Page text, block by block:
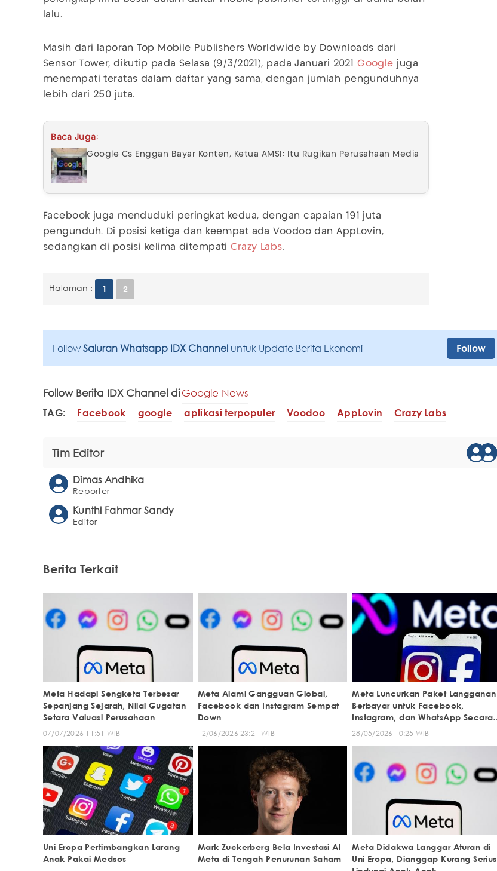
lalu.
Masih dari laporan Top Mobile Publishers Worldwide by Downloads dari
Sensor Tower, dikutip pada Selasa (9/3/2021), pada Januari 2021
Google juga
menempati teratas dalam daftar yang sama, dengan jumlah pengunduhnya
lebih dari 250 juta.
Baca Juga:
Google Cs Enggan Bayar Konten, Ketua AMSI: Itu Rugikan Perusahaan Media
Facebook juga menduduki peringkat kedua, dengan capaian 191 juta
pengunduh. Di posisi ketiga dan keempat ada Voodoo dan AppLovin,
sedangkan di posisi kelima ditempati Crazy Labs.
Halaman : 1 2
Follow Saluran Whatsapp IDX Channel untuk Update Berita Ekonomi Follow
Follow Berita IDX Channel diGoogle News
TAG: Facebook google aplikasi terpopuler Voodoo AppLovin Crazy Labs
Tim Editor
Dimas Andhika
Reporter
Kunthi Fahmar Sandy
Editor
Berita Terkait
Meta Hadapi Sengketa Terbesar
Sepanjang Sejarah, Nilai Gugatan
Setara Valuasi Perusahaan
07/07/2026 11:51 WIB
Meta Alami Gangguan Global,
Facebook dan Instagram Sempat
Down
12/06/2026 23:21 WIB
Meta Luncurkan Paket Langganan
Berbayar untuk Facebook,
Instagram, dan WhatsApp Secara
Global
28/05/2026 10:25 WIB
Uni Eropa Pertimbangkan Larang
Anak Pakai Medsos
Mark Zuckerberg Bela Investasi AI
Meta di Tengah Penurunan Saham
Meta Didakwa Langgar Aturan di
Uni Eropa, Dianggap Kurang Serius